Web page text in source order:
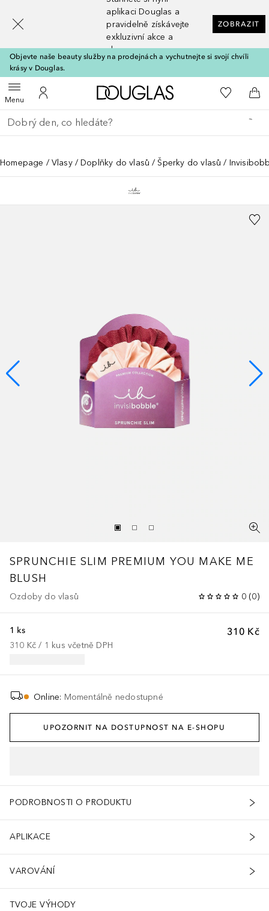
aplikaci Douglas a
pravidelně získávejte
exkluzivní akce a
slevy
ZOBRAZIT
Objevte naše beauty služby na prodejnách a vychutnejte si svojí chvíli
krásy v Douglas.
MenuOtevřít menuK mému účtu
Domů K mému
Do
Vraťte se
Proveďte vyhledávání
Homepage Vlasy Doplňky do vlasů Šperky do vlasů
SPRUNCHIE SLIM PREMIUM YOU MAKE ME
BLUSH
Ozdoby do vlasů 0 (0)
310 Kč
1 ks
310 Kč / 1 kus včetně DPH
Online: Momentálně nedostupné
UPOZORNIT NA DOSTUPNOST NA E-SHOPU
PODROBNOSTI O PRODUKTU
APLIKACE
VAROVÁNÍ
TVOJE VÝHODY
[navigation.slideout.screenreader]